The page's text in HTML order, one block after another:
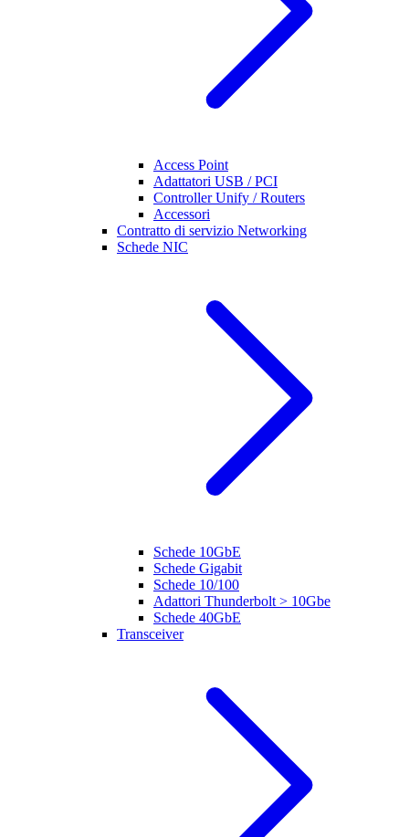
Access Point
Adattatori USB / PCI
Controller Unify / Routers
Accessori
Contratto di servizio Networking
Schede NIC
Schede 10GbE
Schede Gigabit
Schede 10/100
Adattori Thunderbolt > 10Gbe
Schede 40GbE
Transceiver